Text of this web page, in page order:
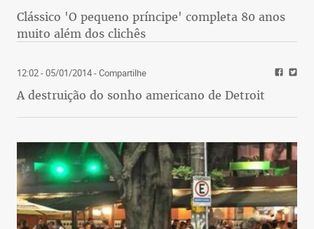
Clássico 'O pequeno príncipe' completa 80 anos
muito além dos clichês
12:02 - 05/01/2014- Compartilhe
A destruição do sonho americano de Detroit